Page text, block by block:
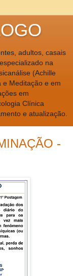
adultos, casais
na
(Achille
e Meditação e em
em
Clínica
e atualização.
-